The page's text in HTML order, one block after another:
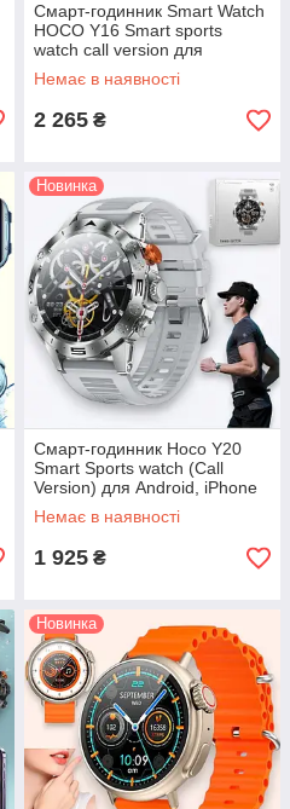
Смарт-годинник Smart Watch
HOCO Y16 Smart sports
watch call version для
Android, iPhone розумний
годинник, сірий
Немає в наявності
2 265 ₴
Новинка
Смарт-годинник Hoco Y20
Smart Sports watch (Call
Version) для Android, iPhone
розумний годинник телефон
з функцією дзвінка
Немає в наявності
1 925 ₴
Новинка